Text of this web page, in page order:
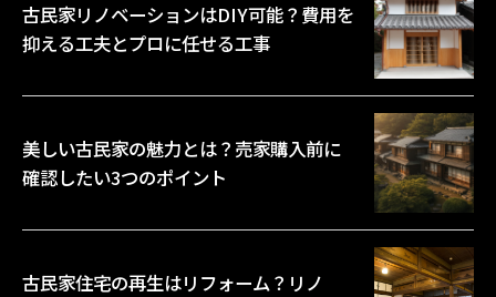
古民家リノベーションはDIY可能？費用を
抑える工夫とプロに任せる工事
美しい古民家の魅力とは？売家購入前に
確認したい3つのポイント
古民家住宅の再生はリフォーム？リノ